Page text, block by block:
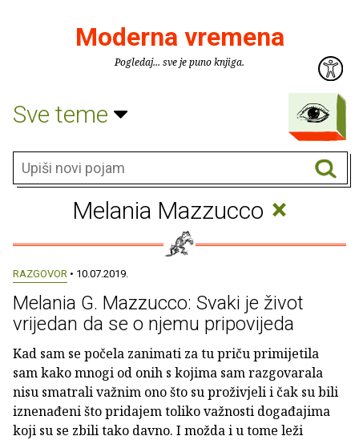
Moderna vremena
Pogledaj... sve je puno knjiga.
Sve teme
Melania Mazzucco ×
RAZGOVOR • 10.07.2019.
Melania G. Mazzucco: Svaki je život
vrijedan da se o njemu pripovijeda
Kad sam se počela zanimati za tu priču primijetila
sam kako mnogi od onih s kojima sam razgovarala
nisu smatrali važnim ono što su proživjeli i čak su bili
iznenađeni što pridajem toliko važnosti događajima
koji su se zbili tako davno. I možda i u tome leži